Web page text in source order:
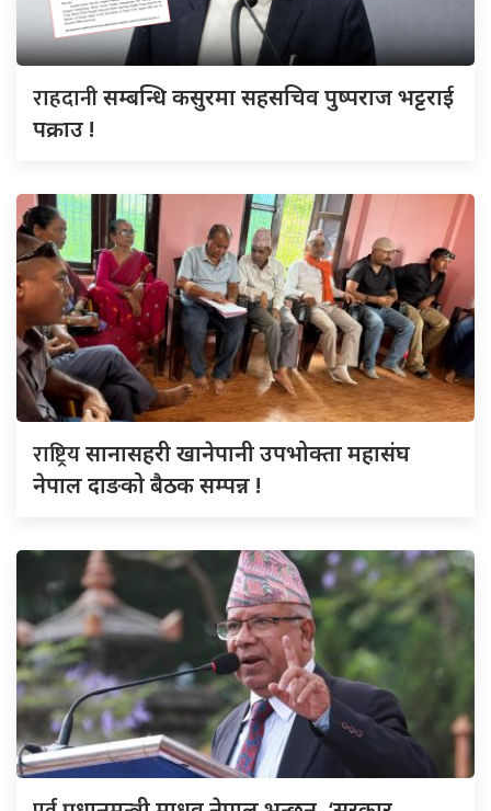
राहदानीसम्बन्धि कसुरमा सहसचिव पुष्पराज भट्टराई
पक्राउ !
राष्ट्रियसानासहरी खानेपानी उपभोक्ता महासंघ
नेपाल दाङको बैठक सम्पन्न !